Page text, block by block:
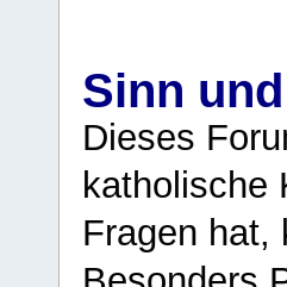
Sinn
Dieses
katholische
Fragen hat,